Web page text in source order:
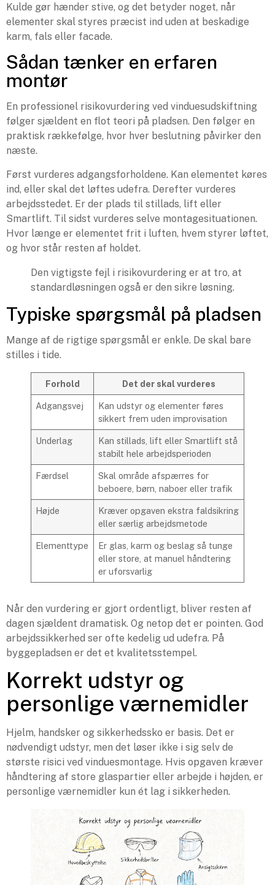
Kulde gør hænder stive, og det betyder noget, når
elementer skal styres præcist ind uden at beskadige
karm, fals eller facade.
Sådan tænker en erfaren
montør
En professionel risikovurdering ved vinduesudskiftning
følger sjældent en flot teori på pladsen. Den følger en
praktisk rækkefølge, hvor hver beslutning påvirker den
næste.
Først vurderes adgangsforholdene. Kan elementet køres
ind, eller skal det løftes udefra. Derefter vurderes
arbejdsstedet. Er der plads til stillads, lift eller
Smartlift. Til sidst vurderes selve montagesituationen.
Hvor længe er elementet frit i luften, hvem styrer løftet,
og hvor står resten af holdet.
Den vigtigste fejl i risikovurdering er at tro, at
standardløsningen også er den sikre løsning.
Typiske spørgsmål på pladsen
Mange af de rigtige spørgsmål er enkle. De skal bare
stilles i tide.
Forhold Det der skal vurderes
Adgangsvej
Kan udstyr og elementer føres
sikkert frem uden improvisation
Underlag
Kan stillads, lift eller Smartlift stå
stabilt hele arbejdsperioden
Færdsel
Skal område afspærres for
beboere, børn, naboer eller trafik
Højde
Kræver opgaven ekstra faldsikring
eller særlig arbejdsmetode
Elementtype
Er glas, karm og beslag så tunge
eller store, at manuel håndtering
er uforsvarlig
Når den vurdering er gjort ordentligt, bliver resten af
dagen sjældent dramatisk. Og netop det er pointen. God
arbejdssikkerhed ser ofte kedelig ud udefra. På
byggepladsen er det et kvalitetsstempel.
Korrekt udstyr og
personlige værnemidler
Hjelm, handsker og sikkerhedssko er basis. Det er
nødvendigt udstyr, men det løser ikke i sig selv de
største risici ved vinduesmontage. Hvis opgaven kræver
håndtering af store glaspartier eller arbejde i højden, er
personlige værnemidler kun ét lag i sikkerheden.